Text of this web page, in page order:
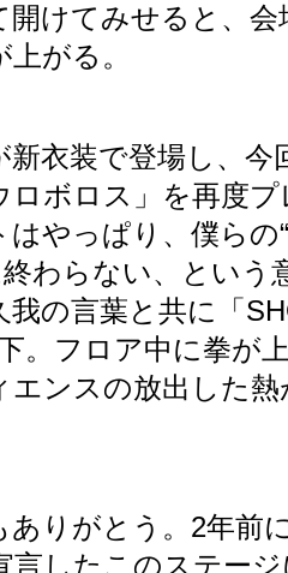
開けてみせると、会
がる。
新衣装で登場し、今
ロボロス」を再度
はやっぱり、僕らの“
わらない、という
の言葉と共に「
。フロア中に拳が
エンスの放出した熱
ありがとう。 2年前
言したこのステー